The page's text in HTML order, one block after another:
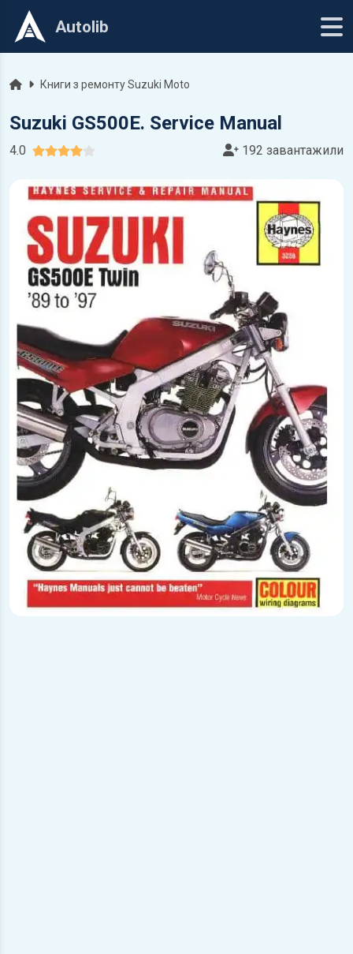
Autolib
ГоловнаКниги з ремонту Suzuki Moto
Suzuki GS500E. Service Manual
4.0 192 завантажили